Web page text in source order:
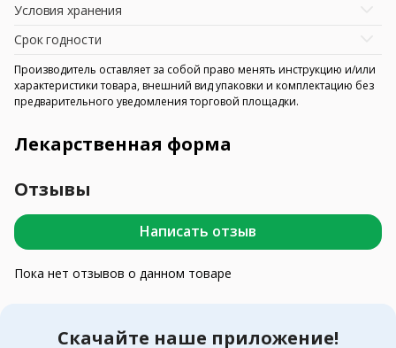
Условия хранения
Срок годности
Производитель оставляет за собой право менять инструкцию и/или
характеристики товара, внешний вид упаковки и комплектацию без
предварительного уведомления торговой площадки.
Лекарственная форма
Отзывы
Написать отзыв
Пока нет отзывов о данном товаре
Скачайте наше приложение!